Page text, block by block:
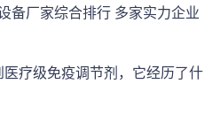
备厂家综合排行 多家实力企业
疗级免疫调节剂，它经历了什